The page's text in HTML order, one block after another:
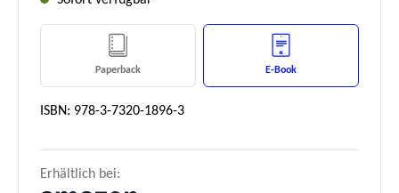
Paperback E-Book
ISBN: 978-3-7320-1896-3
Erhältlich bei: